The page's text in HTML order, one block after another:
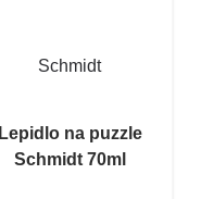
Schmidt
Lepidlo na puzzle
Schmidt 70ml